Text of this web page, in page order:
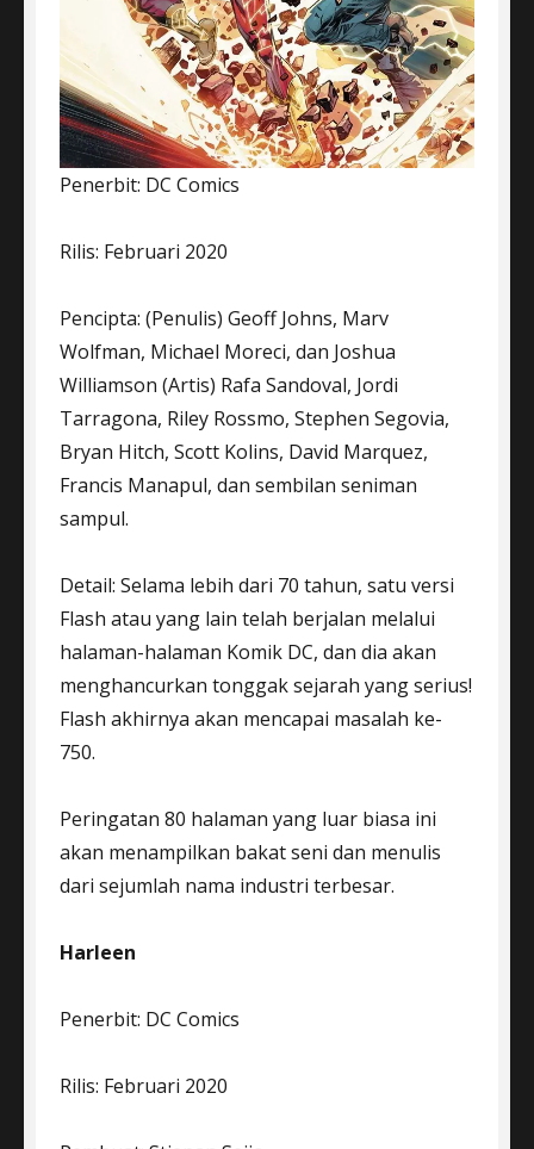
Penerbit: DC Comics
Rilis: Februari 2020
Pencipta: (Penulis) Geoff Johns, Marv
Wolfman, Michael Moreci, dan Joshua
Williamson (Artis) Rafa Sandoval, Jordi
Tarragona, Riley Rossmo, Stephen Segovia,
Bryan Hitch, Scott Kolins, David Marquez,
Francis Manapul, dan sembilan seniman
sampul.
Detail: Selama lebih dari 70 tahun, satu versi
Flash atau yang lain telah berjalan melalui
halaman-halaman Komik DC, dan dia akan
menghancurkan tonggak sejarah yang serius!
Flash akhirnya akan mencapai masalah ke-
750.
Peringatan 80 halaman yang luar biasa ini
akan menampilkan bakat seni dan menulis
dari sejumlah nama industri terbesar.
Harleen
Penerbit: DC Comics
Rilis: Februari 2020